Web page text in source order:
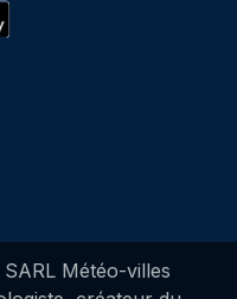
SARL Météo-villes